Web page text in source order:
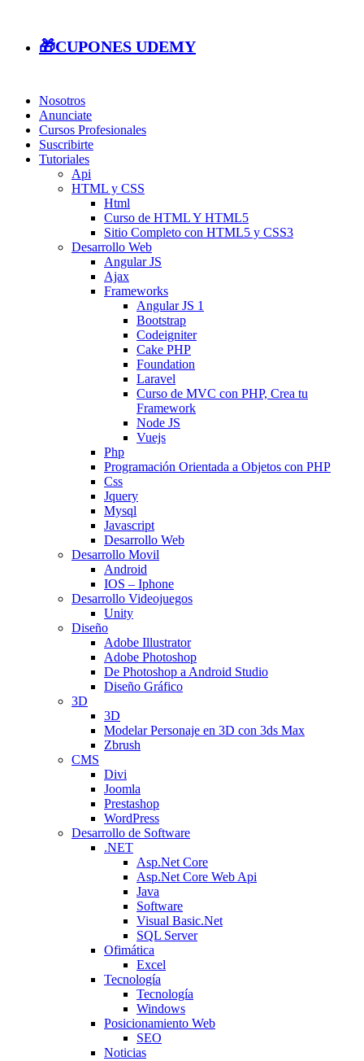
🎁CUPONES UDEMY
Nosotros
Anunciate
Cursos Profesionales
Suscribirte
Tutoriales
Api
HTML y CSS
Html
Curso de HTML Y HTML5
Sitio Completo con HTML5 y CSS3
Desarrollo Web
Angular JS
Ajax
Frameworks
Angular JS 1
Bootstrap
Codeigniter
Cake PHP
Foundation
Laravel
Curso de MVC con PHP, Crea tu
Framework
Node JS
Vuejs
Php
Programación Orientada a Objetos con PHP
Css
Jquery
Mysql
Javascript
Desarrollo Web
Desarrollo Movil
Android
IOS – Iphone
Desarrollo Videojuegos
Unity
Diseño
Adobe Illustrator
Adobe Photoshop
De Photoshop a Android Studio
Diseño Gráfico
3D
3D
Modelar Personaje en 3D con 3ds Max
Zbrush
CMS
Divi
Joomla
Prestashop
WordPress
Desarrollo de Software
.NET
Asp.Net Core
Asp.Net Core Web Api
Java
Software
Visual Basic.Net
SQL Server
Ofimática
Excel
Tecnología
Tecnología
Windows
Posicionamiento Web
SEO
Noticias